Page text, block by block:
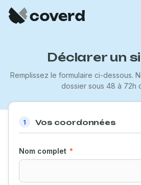
Déclarer un
Remplissez le formulaire ci-dessous.
dossier sous 48 à 72h
1 Vos coordonnées
Nom complet *
Panneau de gestion des cookies